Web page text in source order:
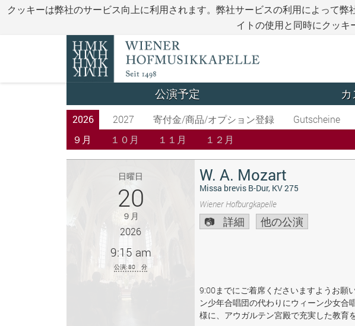
クッキーは弊社のサービス向上に利用されます。弊社サービスの利用によって弊
イトの使用と同時にクッキ
公演予定
2026 2027 寄付金/商品/オプション登録
Gutscheine
９月
１０月 １１月 １２月
日曜日
20
９月
2026
9:15 am
公演: 80 分
W. A. Mozart
Missa brevis B-Dur, KV 275
Wiener Hofburgkapelle
詳細 他の公演
9:00までにご着席くださいますようお願
ン少年合唱団の代わりにウィーン少女
様に、アウガルテン宮殿で充実した教育